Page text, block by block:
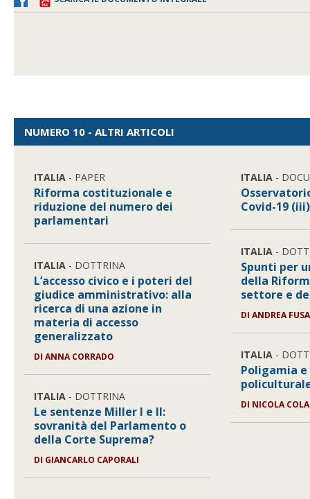
NUMERO 10 - ALTRI ARTICOLI
ITALIA - PAPER
Riforma costituzionale e
riduzione del numero dei
parlamentari
ITALIA - DOTTRINA
L’accesso civico e i poteri del
giudice amministrativo: alla
ricerca di una azione in
materia di accesso
generalizzato
DIANNA CORRADO
ITALIA - DOTTRINA
Le sentenze Miller I e II:
sovranità del Parlamento o
della Corte Suprema?
DI GIANCARLO CAPORALI
ITALIA -
Covid-19 (iii)
ITALIA -
Spunti per
della
settore e
DIANDREA
ITALIA -
Poligamia
DI NICOLA